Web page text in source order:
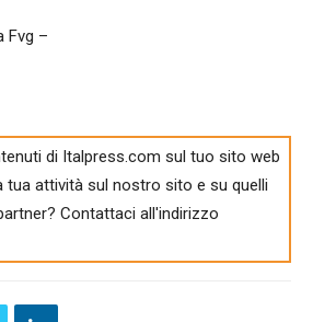
Fvg –
di Italpress.com sul tuo sito web
tua attività sul nostro sito e su quelli
Contattaci all'indirizzo